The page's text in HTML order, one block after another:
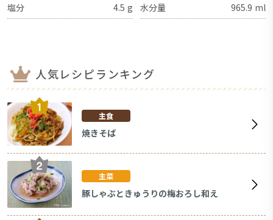
塩分 4.5 g 水分量 965.9 ml
人気レシピランキング
主食
焼きそば
主菜
豚しゃぶときゅうりの梅おろし和え